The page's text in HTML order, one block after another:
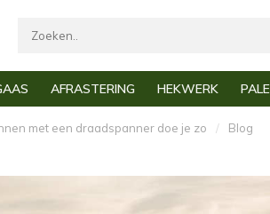
Alle gaas
AFRASTERING
Afrastering tuin
Afrastering konijn
HEKWERK
met een draadspanner doe je zo / Blog